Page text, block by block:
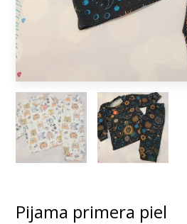
Pijama primera piel